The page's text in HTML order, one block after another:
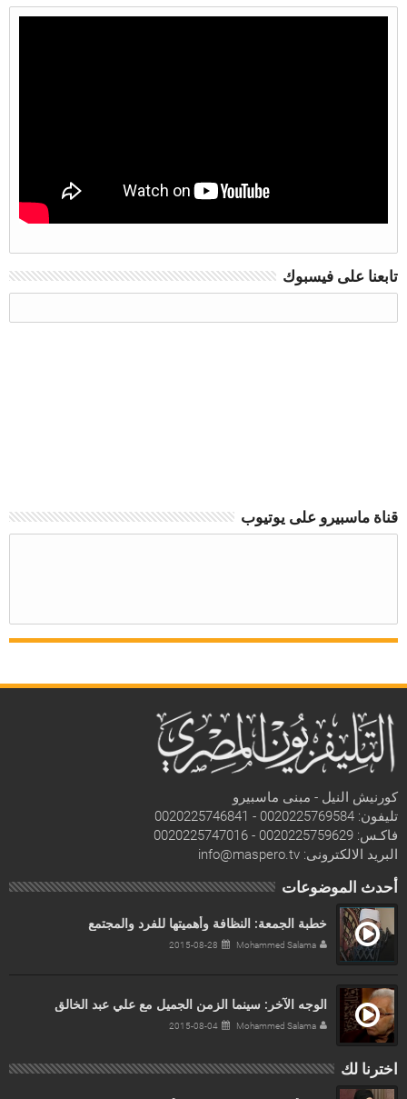
تابعنا على فيسبوك
قناة ماسبيرو على يوتيوب
كورنيش النيل - مبنى ماسبيرو
تليفون: 0020225769584 - 0020225746841
فاكـس: 0020225759629 - 0020225747016
البريد الالكترونى: info@maspero.tv
أحدث الموضوعات
خطبة الجمعة: النظافة وأهميتها للفرد والمجتمع
Mohammed Salama
2015-08-28
الوجه الآخر: سينما الزمن الجميل مع علي عبد الخالق
Mohammed Salama
2015-08-04
اخترنا لك